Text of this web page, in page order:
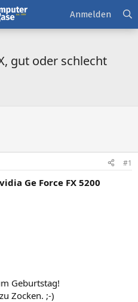
Anmelden
gut oder schlecht
#1
Ge Force FX 5200
Geburtstag!
Zocken. ;-)